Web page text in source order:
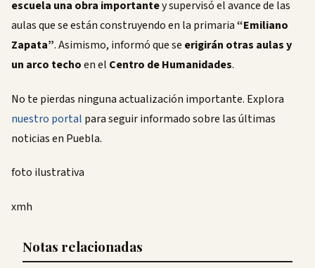
escuela una obra importantey supervisó el avance de las
aulas que se están construyendo en la primaria“Emiliano
Zapata”. Asimismo, informó que se erigirán otras aulas y
un arco techoen el Centro de Humanidades.
No te pierdas ninguna actualización importante. Explora
nuestro portal para seguir informado sobre las últimas
noticias en Puebla.
foto ilustrativa
xmh
Notas relacionadas